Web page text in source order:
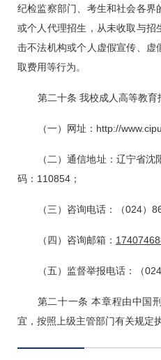
纪检监察部门、考生和社会各界
或个人代理招生，从未收取与
击不法机构或个人虚假宣传、虚
取费用等行为。
第二十条 我校成人高等教育
（一）网址：http://
（二）通信地址：辽宁省
码：110854；
（三）咨询电话：（024）
（四）咨询邮箱：
（五）监督举报电话：（
第二十一条 本章程由中国
宜，按照上级主管部门有关规定执